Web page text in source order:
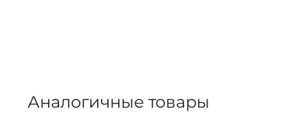
Аналогичные товары